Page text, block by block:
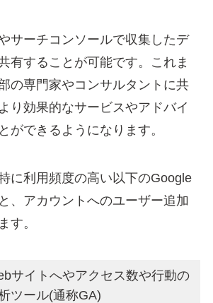
サーチコンソールで収集したデ
有することが可能です。これま
の専門家やコンサルタントに共
り効果的なサービスやアドバイ
ができるようになります。
に利用頻度の高い以下のGoogle
、アカウントへのユーザー追加
す。
サイトへやアクセス数や行動の
ツール(通称GA)